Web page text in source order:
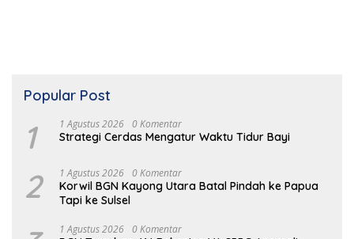
Popular Post
1 1 Agustus 2026 0 Komentar
Strategi Cerdas Mengatur Waktu Tidur Bayi
2 1 Agustus 2026 0 Komentar
Korwil BGN Kayong Utara Batal Pindah ke Papua
Tapi ke Sulsel
1 Agustus 2026 0 Komentar